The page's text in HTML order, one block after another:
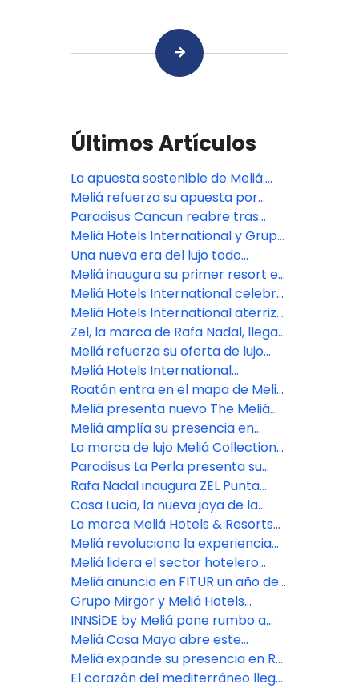
Últimos Artículos
La apuesta sostenible de Meliá:
Logros globales y un modelo de
transición energética desde
Cusco
Meliá refuerza su apuesta por
Argentina con dos nuevos hoteles
en Mendoza, uno de los destinos
más fascinantes de Sudamérica
Paradisus Cancun reabre tras
renovación de $50 millones
Meliá Hotels International y Grupo
Puntacana se unen para el
desarrollo del Paradisus Miches, el
próximo resort de lujo todo
incluido de República Dominicana
Una nueva era del lujo todo
incluido llega a Bali con la
apertura de Paradisus by Meliá
Meliá inaugura su primer resort en
Maldivas
Meliá Hotels International celebra
en FITUR su 70º aniversario,
anticipando una nueva etapa de
crecimiento sólido y sostenido a
nivel nacional e internacional
Meliá Hotels International aterriza
en el paraíso: Maldivas recibe a
Meliá Whale Lagoon
Zel, la marca de Rafa Nadal, llega
a Cozumel de la mano de Meliá
Meliá refuerza su oferta de lujo
con nuevas aperturas en 2026
Meliá Hotels International
desembarca en Cusco con su
primer hotel en la capital histórica
del Imperio Inca
Roatán entra en el mapa de Meliá
como nuevo destino de ensueño
en el caribe hondureño
Meliá presenta nuevo The Meliá
Collection en la Patagonia
Argentina.
Meliá amplía su presencia en
Argentina con un nuevo hotel en
Salta
La marca de lujo Meliá Collection
debutará en Perú con un nuevo
hotel boutique en el centro
histórico de Lima
Paradisus La Perla presenta su
exclusivo concepto FACE SPAce
Rafa Nadal inaugura ZEL Punta
Cana
Casa Lucia, la nueva joya de la
marca The Meliá Collection que
unirá arte y hospitalidad en
Buenos Aires
La marca Meliá Hotels & Resorts
llegará a Venecia en 2025
Meliá revoluciona la experiencia
integral del cliente con su nueva
app
Meliá lidera el sector hotelero
mundial en sostenibilidad, según
S&P Global
Meliá anuncia en FITUR un año de
intensa expansión geográfica y
consolidación de su apuesta por
los segmentos Premium y de Lujo
Grupo Mirgor y Meliá Hotels
International desarrollarán un
hotel de lujo en Ushuaia
INNSiDE by Meliá pone rumbo a
Argentina y consolida su
expansión en América Latina
Meliá Casa Maya abre este
diciembre 2024
Meliá expande su presencia en RD
con INNSiDE by Meliá
El corazón del mediterráneo llega